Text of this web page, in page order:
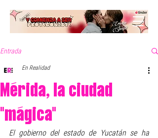
Entrada
Mérida, la ciudad
"mágica"
En Realidad
El gobierno del estado de Yucatán se ha